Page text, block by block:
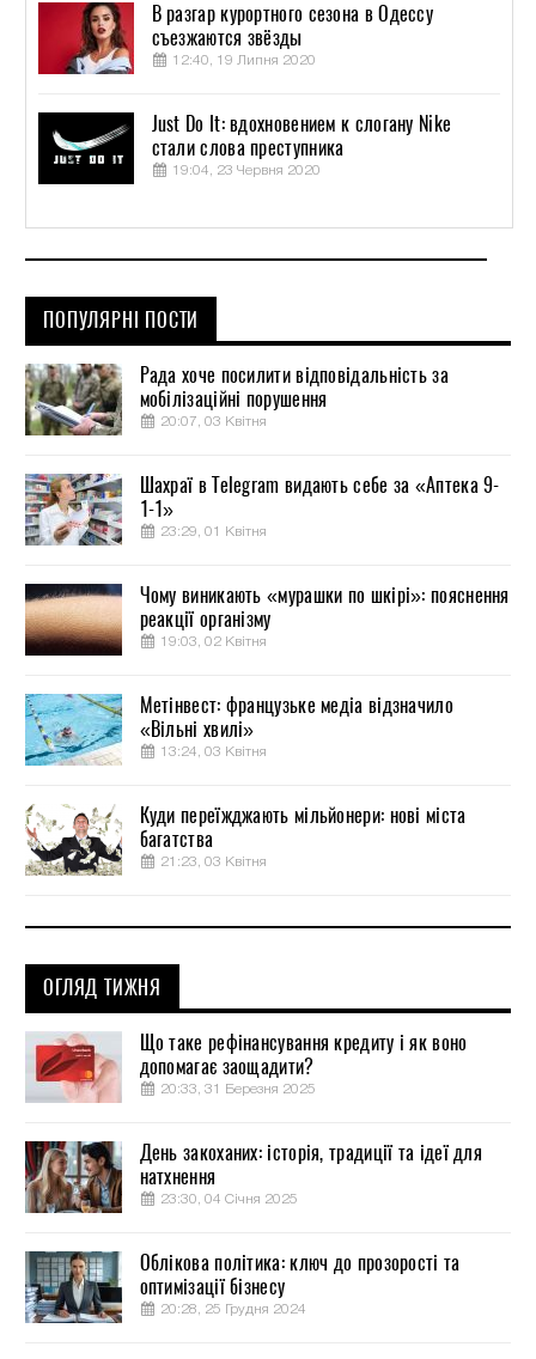
В разгар курортного сезона в Одессу
съезжаются звёзды
12:40, 19 Липня 2020
Just Do It: вдохновением к слогану Nike
стали слова преступника
19:04, 23 Червня 2020
ПОПУЛЯРНІ ПОСТИ
Рада хоче посилити відповідальність за
мобілізаційні порушення
20:07, 03 Квітня
Шахраї в Telegram видають себе за «Аптека 9-
1-1»
23:29, 01 Квітня
Чому виникають «мурашки по шкірі»: пояснення
реакції організму
19:03, 02 Квітня
Метінвест: французьке медіа відзначило
«Вільні хвилі»
13:24, 03 Квітня
Куди переїжджають мільйонери: нові міста
багатства
21:23, 03 Квітня
ОГЛЯД ТИЖНЯ
Що таке рефінансування кредиту і як воно
допомагає заощадити?
20:33, 31 Березня 2025
День закоханих: історія, традиції та ідеї для
натхнення
23:30, 04 Січня 2025
Облікова політика: ключ до прозорості та
оптимізації бізнесу
20:28, 25 Грудня 2024